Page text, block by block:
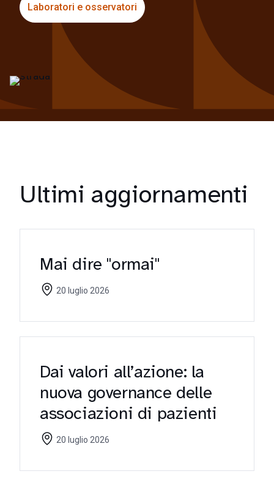
Laboratori e osservatori
Ultimi aggiornamenti
Mai dire "ormai"
20 luglio 2026
Dai valori all’azione: la
nuova governance delle
associazioni di pazienti
20 luglio 2026